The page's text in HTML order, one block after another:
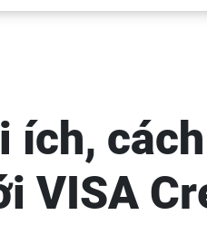
ích,
VISA